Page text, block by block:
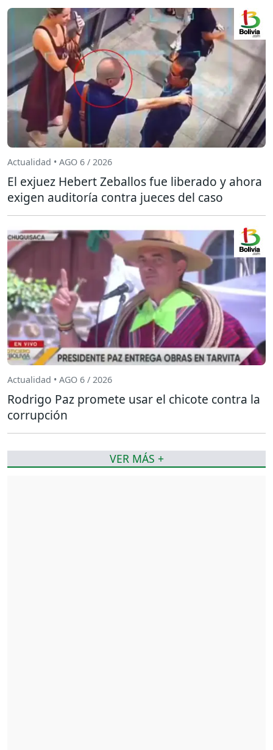
Actualidad • AGO 6 / 2026
El exjuez Hebert Zeballos fue liberado y ahora
exigen auditoría contra jueces del caso
Actualidad • AGO 6 / 2026
Rodrigo Paz promete usar el chicote contra la
corrupción
VER MÁS +